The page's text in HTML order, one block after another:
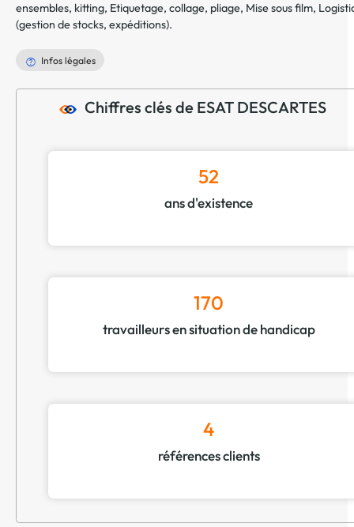
ensembles, kitting, Etiquetage, collage, pliage, Mise sous film,
(gestion de stocks, expéditions).
Infos légales
Chiffres clés de ESAT DESCARTES
52
ans d'existence
170
travailleurs en situation de handicap
4
références clients